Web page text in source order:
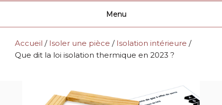
Menu
Accueil / Isoler une pièce / Isolation intérieure /
Que dit la loi isolation thermique en 2023 ?